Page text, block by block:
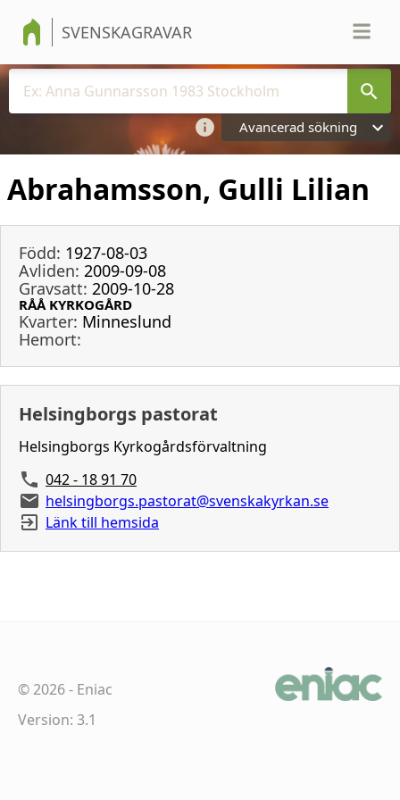
SVENSKAGRAVAR
Avancerad sökning
Abrahamsson, Gulli Lilian
Född: 1927-08-03
Avliden: 2009-09-08
Gravsatt: 2009-10-28
RÅÅ KYRKOGÅRD
Kvarter: Minneslund
Hemort:
Helsingborgs pastorat
Helsingborgs Kyrkogårdsförvaltning
042 - 18 91 70
helsingborgs.pastorat@svenskakyrkan.se
Länk till hemsida
©2026- Eniac
Version: 3.1